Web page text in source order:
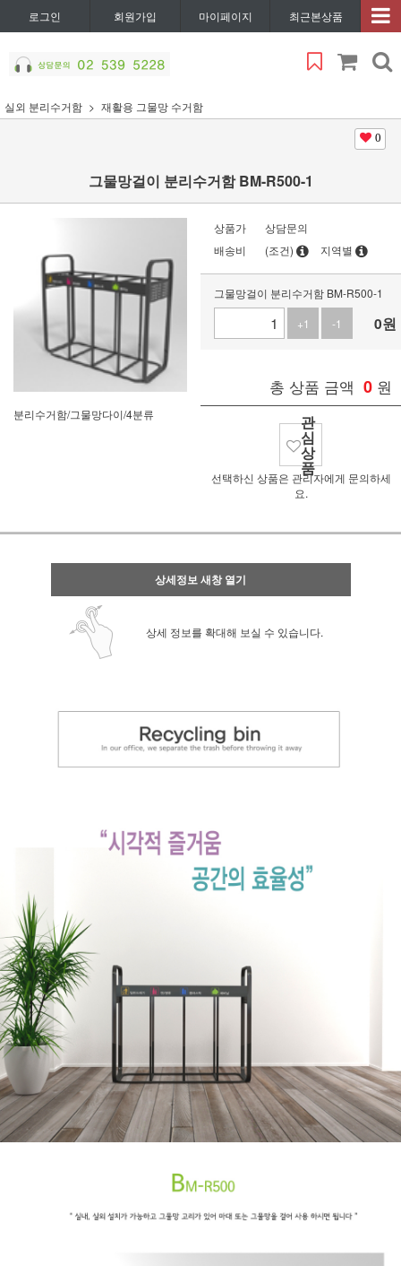
로그인 회원가입 마이페이지 최근본상품
실외 분리수거함 재활용 그물망 수거함
0
그물망걸이 분리수거함 BM-R500-1
분리수거함/그물망다이/4분류
상품가
상담문의
배송비
(조건) 지역별
그물망걸이 분리수거함 BM-R500-1
+1
-1 0원
총 상품 금액 0 원
관
심
상
품
선택하신 상품은 관리자에게 문의하세
요.
상세정보 새창 열기
상세 정보를 확대해 보실 수 있습니다.